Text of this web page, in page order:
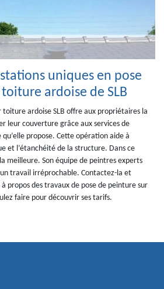
uniques en pose
ardoise de SLB
toiture ardoise SLB offre aux propriétaires la
leur couverture grâce aux services de
propose. Cette opération aide à
et l’étanchéité de la structure. Dans ce
meilleure. Son équipe de peintres experts
travail irréprochable. Contactez-la et
propos des travaux de pose de peinture sur
faire pour découvrir ses tarifs.